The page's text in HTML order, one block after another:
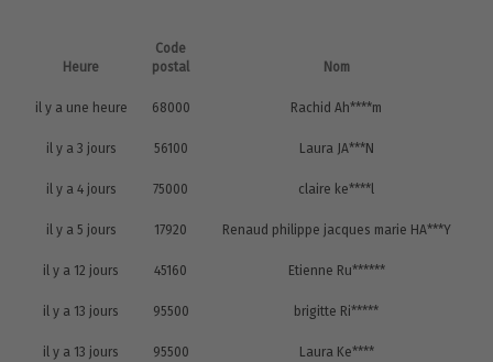
Heure
Code
postal
Nom
il y a une heure 68000 Rachid Ah****m
il y a 3 jours 56100 Laura JA***N
il y a 4 jours 75000 claire ke****l
il y a 5 jours 17920 Renaud philippe jacques marie HA***Y
il y a 12 jours 45160 Etienne Ru******
il y a 13 jours 95500 brigitte Ri*****
il y a 13 jours 95500 Laura Ke****